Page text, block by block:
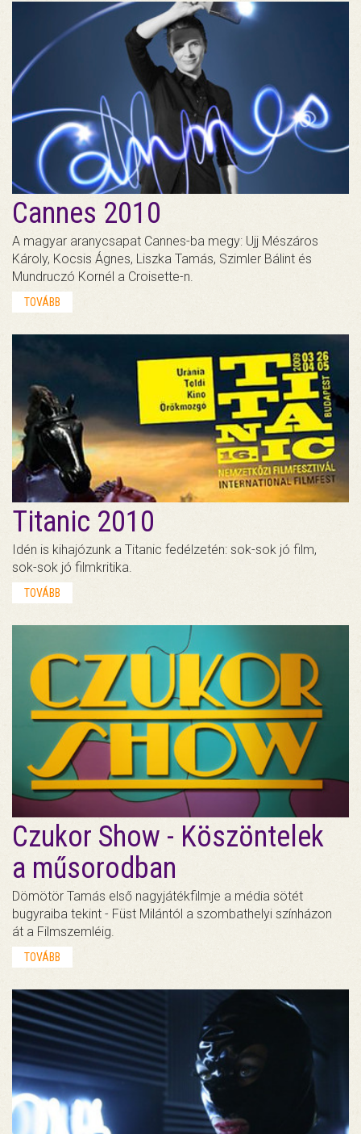
Cannes 2010
A magyar aranycsapat Cannes-ba megy: Ujj Mészáros
Károly, Kocsis Ágnes, Liszka Tamás, Szimler Bálint és
Mundruczó Kornél a Croisette-n.
TOVÁBB
Titanic 2010
Idén is kihajózunk a Titanic fedélzetén: sok-sok jó film,
sok-sok jó filmkritika.
TOVÁBB
Czukor Show - Köszöntelek
a műsorodban
Dömötör Tamás első nagyjátékfilmje a média sötét
bugyraiba tekint - Füst Milántól a szombathelyi színházon
át a Filmszemléig.
TOVÁBB